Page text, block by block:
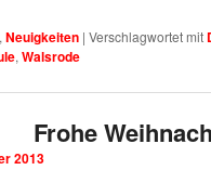
, Neuigkeiten | Verschlagwortet mit
, Walsrode
Frohe
2013